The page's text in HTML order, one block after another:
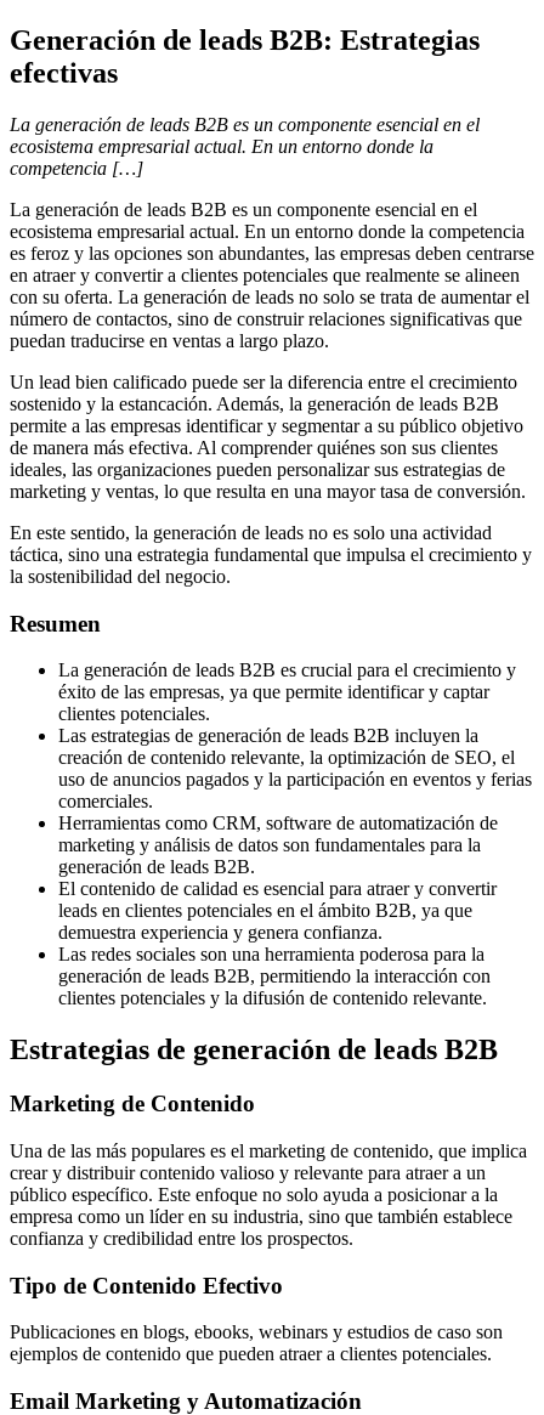
Generación de leads B2B: Estrategias
efectivas
La generación de leads B2B es un componente esencial en el
ecosistema empresarial actual. En un entorno donde la
competencia […]
La generación de leads B2B es un componente esencial en el
ecosistema empresarial actual. En un entorno donde la competencia
es feroz y las opciones son abundantes, las empresas deben centrarse
en atraer y convertir a clientes potenciales que realmente se alineen
con su oferta. La generación de leads no solo se trata de aumentar el
número de contactos, sino de construir relaciones significativas que
puedan traducirse en ventas a largo plazo.
Un lead bien calificado puede ser la diferencia entre el crecimiento
sostenido y la estancación. Además, la generación de leads B2B
permite a las empresas identificar y segmentar a su público objetivo
de manera más efectiva. Al comprender quiénes son sus clientes
ideales, las organizaciones pueden personalizar sus estrategias de
marketing y ventas, lo que resulta en una mayor tasa de conversión.
En este sentido, la generación de leads no es solo una actividad
táctica, sino una estrategia fundamental que impulsa el crecimiento y
la sostenibilidad del negocio.
Resumen
La generación de leads B2B es crucial para el crecimiento y
éxito de las empresas, ya que permite identificar y captar
clientes potenciales.
Las estrategias de generación de leads B2B incluyen la
creación de contenido relevante, la optimización de SEO, el
uso de anuncios pagados y la participación en eventos y ferias
comerciales.
Herramientas como CRM, software de automatización de
marketing y análisis de datos son fundamentales para la
generación de leads B2B.
El contenido de calidad es esencial para atraer y convertir
leads en clientes potenciales en el ámbito B2B, ya que
demuestra experiencia y genera confianza.
Las redes sociales son una herramienta poderosa para la
generación de leads B2B, permitiendo la interacción con
clientes potenciales y la difusión de contenido relevante.
Estrategias de generación de leads B2B
Marketing de Contenido
Una de las más populares es el marketing de contenido, que implica
crear y distribuir contenido valioso y relevante para atraer a un
público específico. Este enfoque no solo ayuda a posicionar a la
empresa como un líder en su industria, sino que también establece
confianza y credibilidad entre los prospectos.
Tipo de Contenido Efectivo
Publicaciones en blogs, ebooks, webinars y estudios de caso son
ejemplos de contenido que pueden atraer a clientes potenciales.
Email Marketing y Automatización